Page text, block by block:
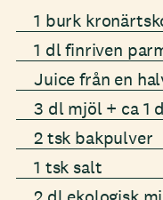
1 burk
1 dl finriven
Juice från en
3 dl mjöl + ca 1
2 tsk bakpulver
1 tsk salt